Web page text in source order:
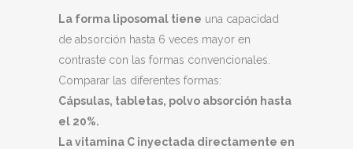
La forma liposomal tiene una capacidad
de absorción hasta 6 veces mayor en
contraste con las formas convencionales.
Comparar las diferentes formas:
Cápsulas, tabletas, polvo absorción hasta
el 20%.
La vitamina C inyectada directamente en